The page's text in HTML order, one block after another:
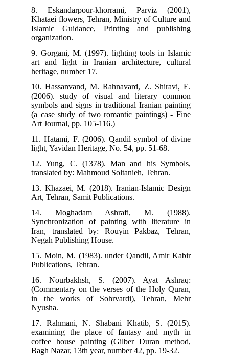
8. Eskandarpour-khorrami, Parviz (2001),
Khataei flowers, Tehran, Ministry of Culture and
Islamic Guidance, Printing and publishing
organization.
9. Gorgani, M. (1997). lighting tools in Islamic
art and light in Iranian architecture, cultural
heritage, number 17.
10. Hassanvand, M. Rahnavard, Z. Shiravi, E.
(2006). study of visual and literary common
symbols and signs in traditional Iranian painting
(a case study of two romantic paintings) - Fine
Art Journal, pp. 105-116.)
11. Hatami, F. (2006). Qandil symbol of divine
light, Yavidan Heritage, No. 54, pp. 51-68.
12. Yung, C. (1378). Man and his Symbols,
translated by: Mahmoud Soltanieh, Tehran.
13. Khazaei, M. (2018). Iranian-Islamic Design
Art, Tehran, Samit Publications.
14. Moghadam Ashrafi, M. (1988).
Synchronization of painting with literature in
Iran, translated by: Rouyin Pakbaz, Tehran,
Negah Publishing House.
15. Moin, M. (1983). under Qandil, Amir Kabir
Publications, Tehran.
16. Nourbakhsh, S. (2007). Ayat Ashraq:
(Commentary on the verses of the Holy Quran,
in the works of Sohrvardi), Tehran, Mehr
17. Rahmani, N. Shabani Khatib, S. (2015).
examining the place of fantasy and myth in
coffee house painting (Gilber Duran method,
Bagh Nazar, 13th year, number 42, pp. 19-32.